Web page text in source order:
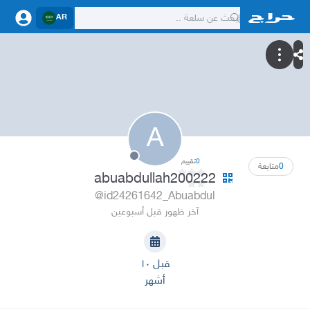
AR
A
0متابعة 0تقييم
abuabdullah200222
@id24261642_Abuabdul
آخر ظهور قبل أسبوعين
قبل ١٠
أشهر